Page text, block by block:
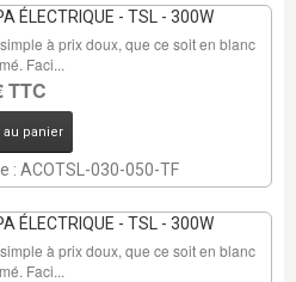
ÉLECTRIQUE - TSL - 300W
à prix doux, que ce soit en blanc
Faci...
TTC
au panier
: ACOTSL-030-050-TF
ÉLECTRIQUE - TSL - 300W
à prix doux, que ce soit en blanc
Faci...